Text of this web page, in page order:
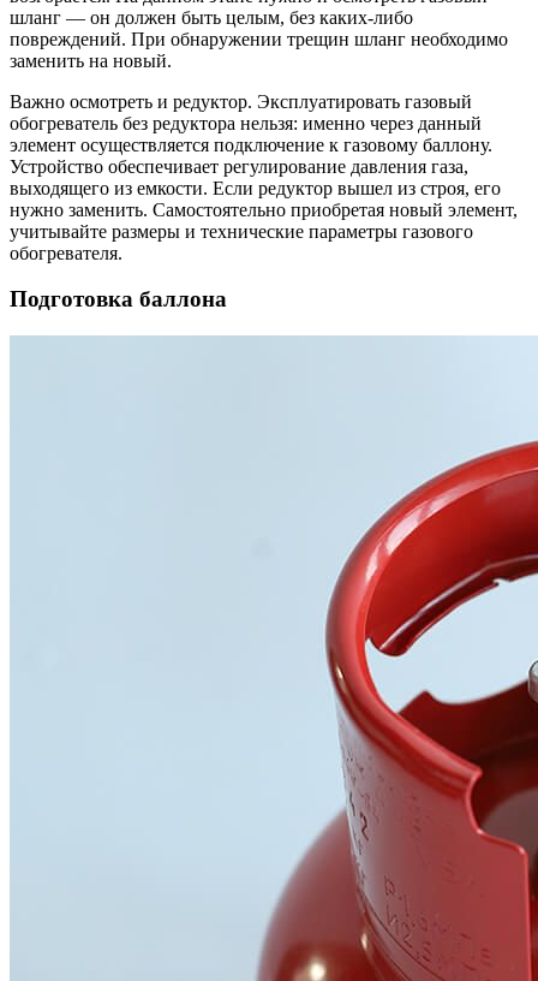
шланг — он должен быть целым, без каких-либо
повреждений. При обнаружении трещин шланг необходимо
заменить на новый.
Важно осмотреть и редуктор. Эксплуатировать газовый
обогреватель без редуктора нельзя: именно через данный
элемент осуществляется подключение к газовому баллону.
Устройство обеспечивает регулирование давления газа,
выходящего из емкости. Если редуктор вышел из строя, его
нужно заменить. Самостоятельно приобретая новый элемент,
учитывайте размеры и технические параметры газового
обогревателя.
Подготовка баллона